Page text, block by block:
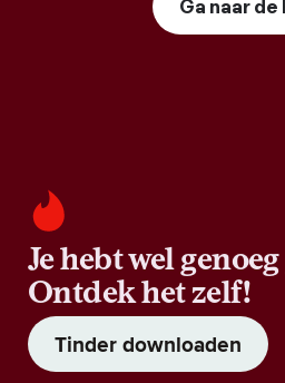
Ga naar de
Je hebt wel
Ontdek het zelf!
Tinder downloaden